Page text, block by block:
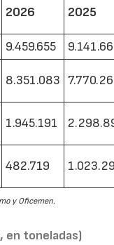
2026 2025
9.459.655
8.351.083
1.945.191
482.719
y Oficemen.
en toneladas)